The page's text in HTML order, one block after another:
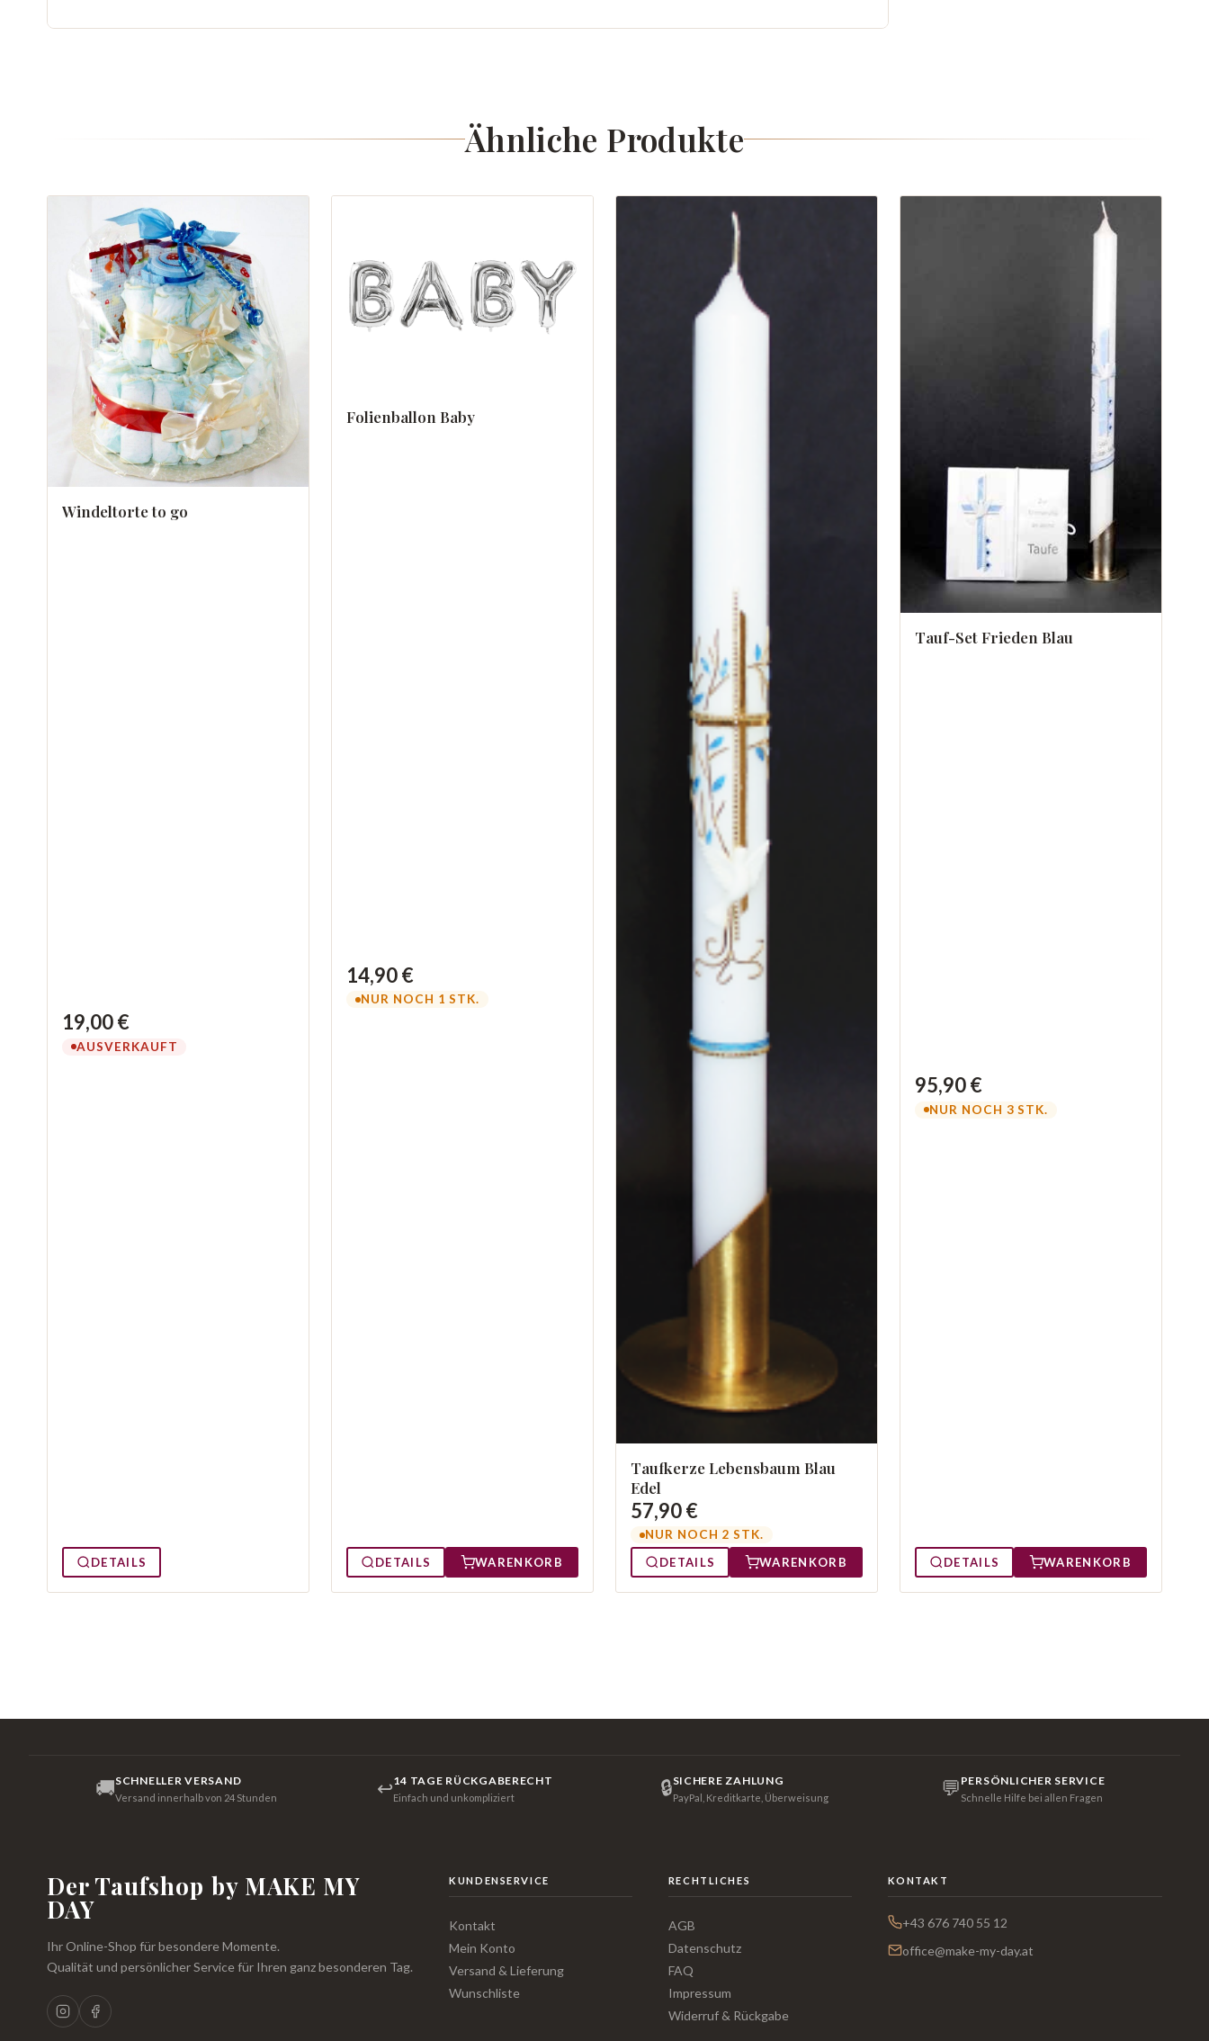
Ähnliche Produkte
Windeltorte to go
19,00 €
AUSVERKAUFT
DETAILS
Folienballon Baby
14,90 €
NUR NOCH 1 STK.
DETAILS WARENKORB
Taufkerze Lebensbaum Blau
Edel
57,90 €
NUR NOCH 2 STK.
DETAILS
WARENKORB
Tauf-Set Frieden Blau
95,90 €
NUR NOCH 3 STK.
DETAILS WARENKORB
🚚SCHNELLER VERSAND
Versand innerhalb von 24 Stunden ↩14 TAGE RÜCKGABERECHT
Einfach und unkompliziert 🔒SICHERE ZAHLUNG
PayPal, Kreditkarte, Überweisung 💬 PERSÖNLICHER SERVICE
Schnelle Hilfe bei allen Fragen
Der Taufshop by MAKE MY
DAY
Ihr Online-Shop für besondere Momente.
Qualität und persönlicher Service für Ihren ganz besonderen Tag.
KUNDENSERVICE
Kontakt
Mein Konto
Versand & Lieferung
Wunschliste
RECHTLICHES
AGB
Datenschutz
FAQ
Impressum
Widerruf & Rückgabe
KONTAKT
+43 676 740 55 12
office@make-my-day.at